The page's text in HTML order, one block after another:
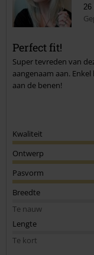
Commentaar
26
Perfect fit!
Super tevreden van
aangenaam aan.
aan de benen!
Kwaliteit
Ontwerp
Pasvorm
Breedte
Te nauw
Lengte
Te kort